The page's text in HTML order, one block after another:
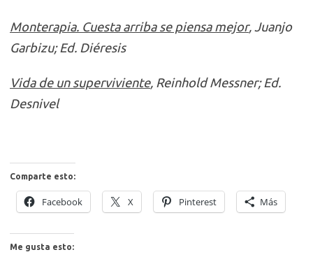
Monterapia. Cuesta arriba se piensa mejor, Juanjo
Garbizu; Ed. Diéresis
Vida de un superviviente, Reinhold Messner; Ed.
Desnivel
Comparte esto:
Facebook X Pinterest Más
Me gusta esto: